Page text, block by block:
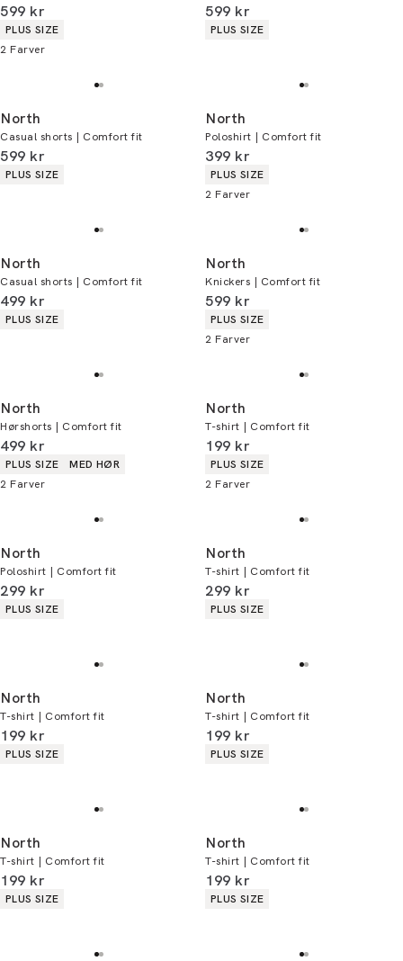
I alt (inkl. rabat)
599 kr
Produkt egenskaber
PLUS SIZE
2 Farver
I alt (inkl. rabat)
599 kr
Produkt egenskaber
PLUS SIZE
North
Casual shorts | Comfort fit
I alt (inkl. rabat)
599 kr
Produkt egenskaber
PLUS SIZE
North
Poloshirt | Comfort fit
I alt (inkl. rabat)
399 kr
Produkt egenskaber
PLUS SIZE
2 Farver
North
Casual shorts | Comfort fit
I alt (inkl. rabat)
499 kr
Produkt egenskaber
PLUS SIZE
North
Knickers | Comfort fit
I alt (inkl. rabat)
599 kr
Produkt egenskaber
PLUS SIZE
2 Farver
North
Hørshorts | Comfort fit
I alt (inkl. rabat)
499 kr
Produkt egenskaber
PLUS SIZE
MED HØR
2 Farver
North
T-shirt | Comfort fit
I alt (inkl. rabat)
199 kr
Produkt egenskaber
PLUS SIZE
2 Farver
North
Poloshirt | Comfort fit
I alt (inkl. rabat)
299 kr
Produkt egenskaber
PLUS SIZE
North
T-shirt | Comfort fit
I alt (inkl. rabat)
299 kr
Produkt egenskaber
PLUS SIZE
North
T-shirt | Comfort fit
I alt (inkl. rabat)
199 kr
Produkt egenskaber
PLUS SIZE
North
T-shirt | Comfort fit
I alt (inkl. rabat)
199 kr
Produkt egenskaber
PLUS SIZE
North
T-shirt | Comfort fit
I alt (inkl. rabat)
199 kr
Produkt egenskaber
PLUS SIZE
North
T-shirt | Comfort fit
I alt (inkl. rabat)
199 kr
Produkt egenskaber
PLUS SIZE